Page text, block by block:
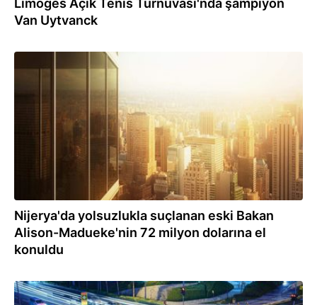
Limoges Açık Tenis Turnuvası'nda şampiyon
Van Uytvanck
16.12.2021
Nijerya'da yolsuzlukla suçlanan eski Bakan
Alison-Madueke'nin 72 milyon dolarına el
konuldu
28.10.2021